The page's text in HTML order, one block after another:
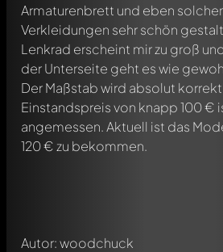
Armaturenbrett und eben
Verkleidungen sehr schön
Lenkrad erscheint mir zu groß
der Unterseite geht es wie
Der Maßstab wird absolut
Einstandspreis von knapp 100 €
angemessen. Aktuell ist das
120 € zu bekommen.
Autor: woodchuck
Schreibe jetzt einen ersten
Jeder Kommentar kann von allen
werden. Es ist wie ein Chat.